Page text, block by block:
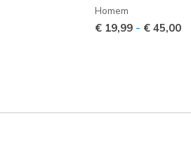
Homem
€ 19,99 - € 45,00